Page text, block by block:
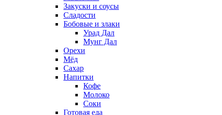
Закуски и соусы
Сладости
Бобовые и злаки
Урад Дал
Мунг Дал
Орехи
Мёд
Сахар
Напитки
Кофе
Молоко
Соки
Готовая еда